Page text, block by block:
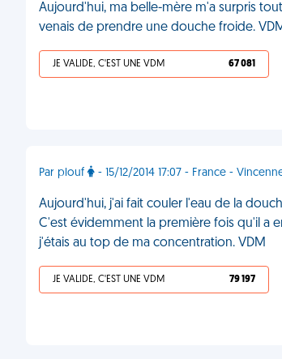
Aujourd'hui, ma belle-mère m'a surpris
venais de prendre une douche froide.
JE VALIDE, C'EST UNE VDM 67 081
Par plouf - 15/12/2014 17:07 - France -
Aujourd'hui, j'ai fait couler l'eau de la
C'est évidemment la première fois qu'il a
j'étais au top de ma concentration. VDM
JE VALIDE, C'EST UNE VDM 79 197